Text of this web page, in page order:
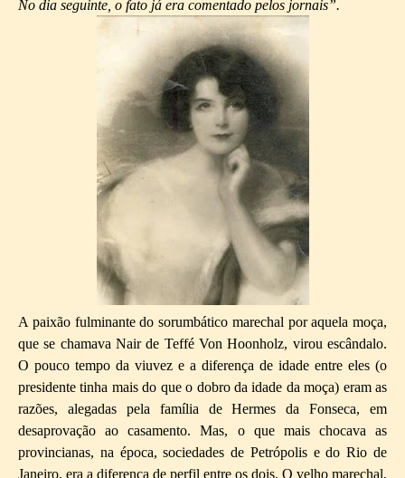
No dia seguinte, o fato já era comentado pelos jornais”.
A paixão fulminante do sorumbático marechal por aquela moça,
que se chamava Nair de Teffé Von Hoonholz, virou escândalo.
O pouco tempo da viuvez e a diferença de idade entre eles (o
presidente tinha mais do que o dobro da idade da moça) eram as
razões, alegadas pela família de Hermes da Fonseca, em
desaprovação ao casamento. Mas, o que mais chocava as
provincianas, na época, sociedades de Petrópolis e do Rio de
Janeiro, era a diferença de perfil entre os dois. O velho marechal,